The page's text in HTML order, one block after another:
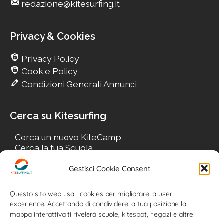
Gestisci Cookie Consent
Questo sito web usa i cookies per migliorare la user
experience. Accettando di condividere la tua posizione la
mappa interattiva ti rivelerà scuole, kitespot, negozi e altre
redazione@kitesurfing.it
Privacy & Cookies
Privacy Policy
Cookie Policy
Condizioni Generali Annunci
Cerca su Kitesurfing
Cerca un nuovo KiteCamp
Cerca la tua Scuola
Cerca il tuo KiteSpot
Cerca Accommodation
Cerca il tuo Usato